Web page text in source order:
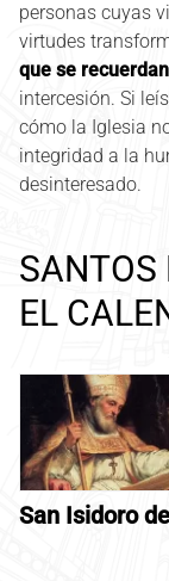
personas cuyas
virtudes
que se
intercesión. Si
cómo la Iglesia
integridad a la
desinteresado.
SANTOS
EL
San Isidoro